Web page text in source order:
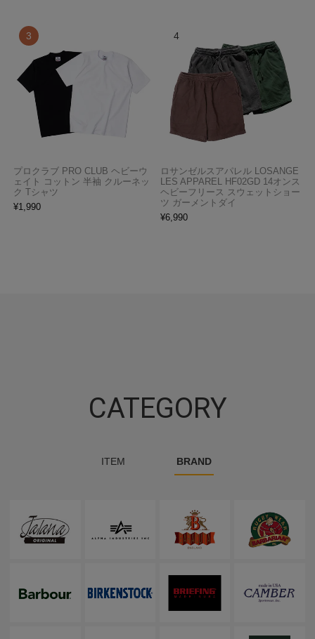
プロクラブ PRO CLUB ヘビーウ
ェイト コットン 半袖 クルーネッ
ク Tシャツ
¥1,990
ロサンゼルスアパレル LOSANGE
LES APPAREL HF02GD 14オンス
ヘビーフリース スウェットショー
ツ ガーメントダイ
¥6,990
CATEGORY
ITEM BRAND